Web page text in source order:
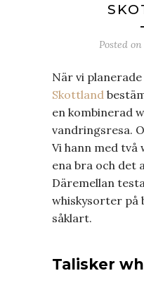
Posted on
När vi
Skottland
en kombinerad
vandringsresa.
Vi hann med två
ena bra och det
Däremellan
whiskysorter på
såklart.
Talisker